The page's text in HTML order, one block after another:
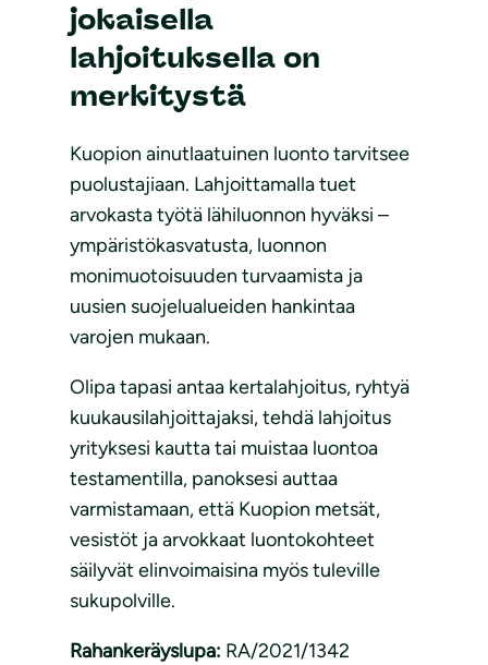
jokaisella
lahjoituksella on
merkitystä
Kuopion ainutlaatuinen luonto tarvitsee
puolustajiaan. Lahjoittamalla tuet
arvokasta työtä lähiluonnon hyväksi –
ympäristökasvatusta, luonnon
monimuotoisuuden turvaamista ja
uusien suojelualueiden hankintaa
varojen mukaan.
Olipa tapasi antaa kertalahjoitus, ryhtyä
kuukausilahjoittajaksi, tehdä lahjoitus
yrityksesi kautta tai muistaa luontoa
testamentilla, panoksesi auttaa
varmistamaan, että Kuopion metsät,
vesistöt ja arvokkaat luontokohteet
säilyvät elinvoimaisina myös tuleville
sukupolville.
Rahankeräyslupa: RA/2021/1342